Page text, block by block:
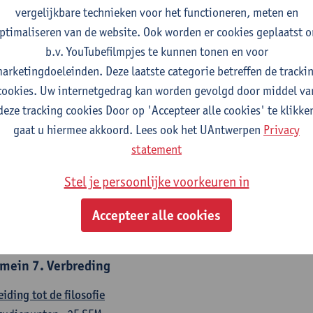
1E/2E SEM
studiepunten
Tom Van Caneghem Christine Lippens
6. Kwantitatieve methoden
statistiek en kansrekenen
2E SEM
studiepunten
Stephan Van der Veeken
methoden en technieken
1E/2E SEM
Ida Ruts
7. Verbreding
tot de filosofie
vergelijkbare technieken voor het functioneren, meten en
van de website. Ook worden er cookies geplaatst
b.v. YouTubefilmpjes te kunnen tonen en voor
Deze laatste categorie betreffen de
Uw internetgedrag kan worden gevolgd door middel
tracking cookies Door op 'Accepteer alle cookies' te
gaat u hiermee akkoord. Lees ook het UAntwerpen Privacy
statement
Stel je persoonlijke voorkeuren in
Accepteer alle cookies